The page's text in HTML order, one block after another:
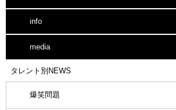
info
media
タレント別NEWS
爆笑問題